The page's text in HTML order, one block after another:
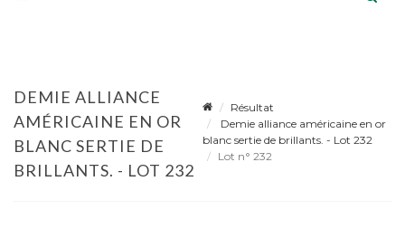
DEMIE ALLIANCE
AMÉRICAINE EN OR
BLANC SERTIE DE
BRILLANTS. - LOT 232
Résultat
Demie alliance américaine en or
blanc sertie de brillants. - Lot 232
Lot n° 232